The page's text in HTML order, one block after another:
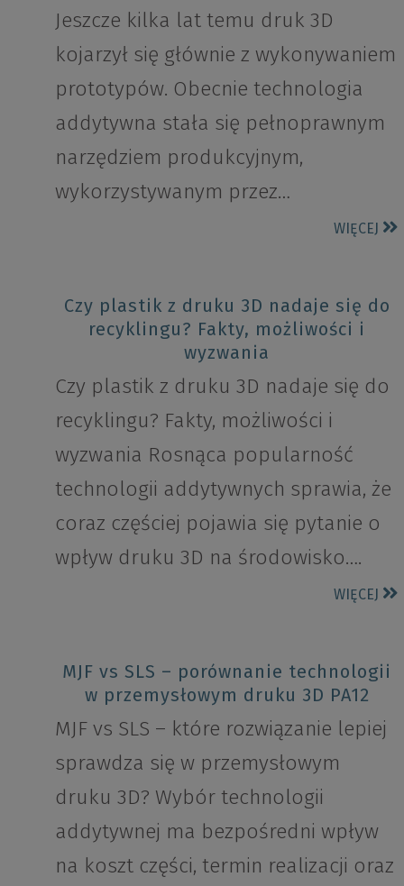
Jeszcze kilka lat temu druk 3D
kojarzył się głównie z wykonywaniem
prototypów. Obecnie technologia
addytywna stała się pełnoprawnym
narzędziem produkcyjnym,
wykorzystywanym przez…
WIĘCEJ
Czy plastik z druku 3D nadaje się do
recyklingu? Fakty, możliwości i
wyzwania
Czy plastik z druku 3D nadaje się do
recyklingu? Fakty, możliwości i
wyzwania Rosnąca popularność
technologii addytywnych sprawia, że
coraz częściej pojawia się pytanie o
wpływ druku 3D na środowisko….
WIĘCEJ
MJF vs SLS – porównanie technologii
w przemysłowym druku 3D PA12
MJF vs SLS – które rozwiązanie lepiej
sprawdza się w przemysłowym
druku 3D? Wybór technologii
addytywnej ma bezpośredni wpływ
na koszt części, termin realizacji oraz